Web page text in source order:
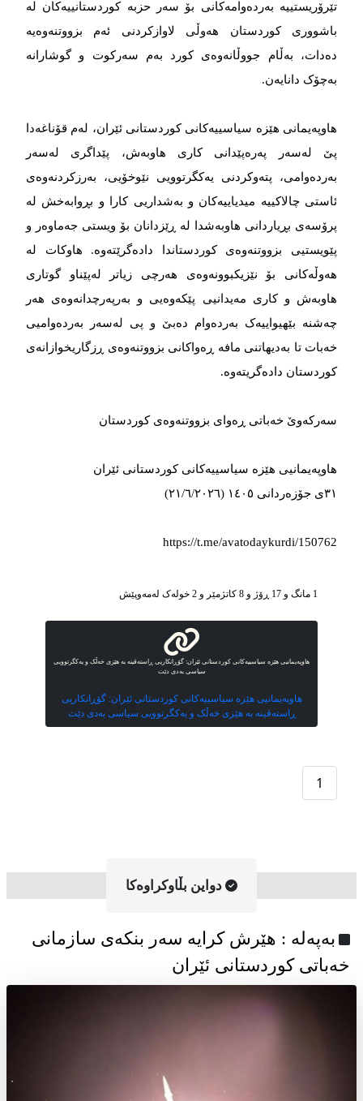
تێرۆریستییە بەردەوامەکانی بۆ سەر حزبە کوردستانییەکان لە
باشووری کوردستان هەوڵی لاوازکردنی ئەم بزووتنەوەیە
دەدات، بەڵام جووڵانەوەی کورد بەم سەرکوت و گوشارانە
بەچۆک دانایەن.
هاوپەیمانی هێزە سیاسییەکانی کوردستانی ئێران، لەم قۆناغەدا
پێ لەسەر پەرەپێدانی کاری هاوبەش، پێداگری لەسەر
بەردەوامی، پتەوکردنی یەکگرتوویی نێوخۆیی، بەرزکردنەوەی
ئاستی چالاکییە میدیاییەکان و بەشداریی کارا و بڕوابەخش لە
پرۆسەی بڕیاردانی هاوبەشدا لە ڕێزدانان بۆ ویستی جەماوەر و
پێویستیی بزووتنەوەی کوردستاندا دادەگرێتەوە. هاوکات لە
هەوڵەکانی بۆ نێزیکبوونەوەی هەرچی زیاتر لەپێناو گوتاری
هاوبەش و کاری مەیدانیی پێکەوەیی و بەرپەرچدانەوەی هەر
چەشنە بێهیواییەک بەردەوام دەبێ و پی لەسەر بەردەوامیی
خەبات تا بەدیهاتنی مافە ڕەواکانی بزووتنەوەی ڕزگاریخوازانەی
کوردستان دادەگریتەوە.
سەرکەوێ خەباتی ڕەوای بزووتنەوەی کوردستان
هاوپەیمانیی هێزە سیاسییەکانی کوردستانی ئێران
٣١ی جۆزەردانی ١٤٠٥ (٢١/٦/٢٠٢٦)
https://t.me/avatodaykurdi/150762
1 مانگ و 17 ڕۆژ و 8 کاتژمێر و 2 خوله‌ک له‌مه‌وپێش‌
هاوپەیمانیی هێزە سیاسییەکانی کوردستانی ئێران: گۆڕانکاریی ڕاستەقینە بە هێزی خەڵک و یەکگرتوویی
سیاسی بەدی دێت
هاوپەیمانیی هێزە سیاسییەکانی کوردستانی ئێران: گۆڕانکاریی
ڕاستەقینە بە هێزی خەڵک و یەکگرتوویی سیاسی بەدی دێت
1
دواین بڵاوکراوه‌کا
به‌په‌له‌ : هێرش کرایە سەر بنکەی سازمانی
خەباتی کوردستانی ئێران